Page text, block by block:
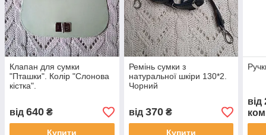
Клапан для сумки
"Пташки". Колір "Слонова
кістка".
від 640 ₴
Купити
Ремінь сумки з
натуральної шкіри 130*2.
Чорний
від 370₴
Купити
від